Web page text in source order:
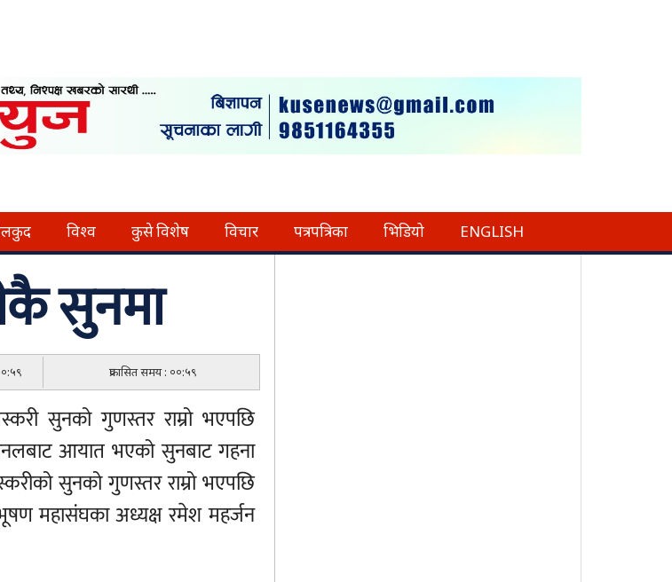
विश्व कुसे विशेष विचार पत्रपत्रिका भिडियो ENGLISH
सुनमा
प्रकासित समय : ००:५९
सुनको गुणस्तर राम्रो भएपछि
आयात भएको सुनबाट गहना
सुनको गुणस्तर राम्रो भएपछि
महासंघका अध्यक्ष रमेश महर्जन